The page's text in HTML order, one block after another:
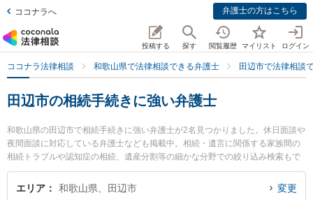
ココナラへ 弁護士の方はこちら
投稿する 探す 閲覧履歴 マイリスト ログイン
ココナラ法律相談 和歌山県で法律相談できる弁護士 田辺市で法律相談
田辺市の相続手続きに強い弁護士
和歌山県の田辺市で相続手続きに強い弁護士が2名見つかりました。休日面談や
夜間面談に対応している弁護士なども掲載中。相続・遺言に関係する家族間の
相続トラブルや認知症の相続、遺産分割等の細かな分野での絞り込み検索もで
き便利です。特に佐藤生空法律事務所の佐藤 生空弁護士やあおい法律事務所の
岡田 政和弁護士のプロフィール情報や弁護士費用、強みなどが注目されていま
エリア 和歌山県、田辺市 変更